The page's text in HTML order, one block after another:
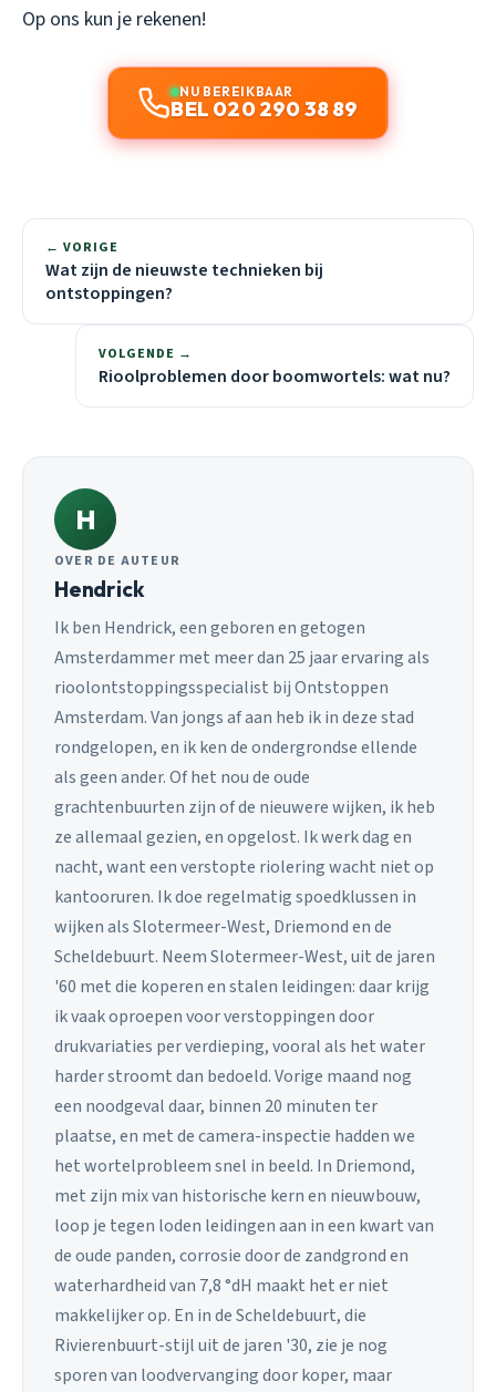
Op ons kun je rekenen!
NU BEREIKBAAR
BEL 020 290 38 89
← VORIGE
Wat zijn de nieuwste technieken bij
ontstoppingen?
VOLGENDE →
Rioolproblemen door boomwortels: wat nu?
H
OVER DE AUTEUR
Hendrick
Ik ben Hendrick, een geboren en getogen
Amsterdammer met meer dan 25 jaar ervaring als
rioolontstoppingsspecialist bij Ontstoppen
Amsterdam. Van jongs af aan heb ik in deze stad
rondgelopen, en ik ken de ondergrondse ellende
als geen ander. Of het nou de oude
grachtenbuurten zijn of de nieuwere wijken, ik heb
ze allemaal gezien, en opgelost. Ik werk dag en
nacht, want een verstopte riolering wacht niet op
kantooruren. Ik doe regelmatig spoedklussen in
wijken als Slotermeer-West, Driemond en de
Scheldebuurt. Neem Slotermeer-West, uit de jaren
'60 met die koperen en stalen leidingen: daar krijg
ik vaak oproepen voor verstoppingen door
drukvariaties per verdieping, vooral als het water
harder stroomt dan bedoeld. Vorige maand nog
een noodgeval daar, binnen 20 minuten ter
plaatse, en met de camera-inspectie hadden we
het wortelprobleem snel in beeld. In Driemond,
met zijn mix van historische kern en nieuwbouw,
loop je tegen loden leidingen aan in een kwart van
de oude panden, corrosie door de zandgrond en
waterhardheid van 7,8 °dH maakt het er niet
makkelijker op. En in de Scheldebuurt, die
Rivierenbuurt-stijl uit de jaren '30, zie je nog
sporen van loodvervanging door koper, maar